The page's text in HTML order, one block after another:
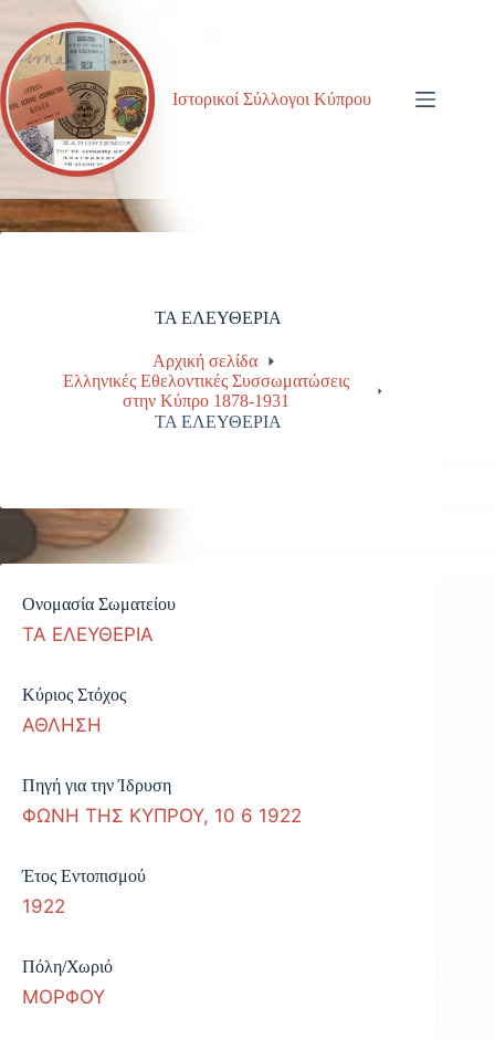
περιεχόμενο
Ιστορικοί Σύλλογοι Κύπρου
ΤΑ ΕΛΕΥΘΕΡΙΑ
Αρχική σελίδα
Ελληνικές Εθελοντικές Συσσωματώσεις
στην Κύπρο 1878-1931
ΤΑ ΕΛΕΥΘΕΡΙΑ
Ονομασία Σωματείου
ΤΑ ΕΛΕΥΘΕΡΙΑ
Κύριος Στόχος
ΑΘΛΗΣΗ
Πηγή για την Ίδρυση
ΦΩΝΗ ΤΗΣ ΚΥΠΡΟΥ, 10 6 1922
Έτος Εντοπισμού
1922
Πόλη/Χωριό
ΜΟΡΦΟΥ